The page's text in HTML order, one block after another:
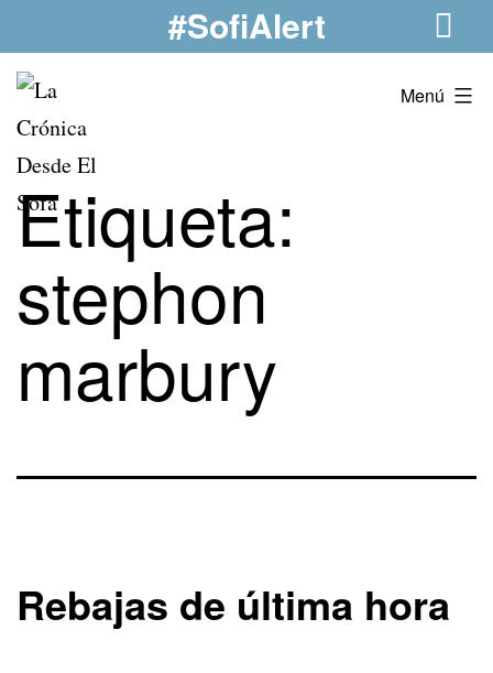
al
contenido
#SofiAlert
La
Crónica
Desde
El
Sofá
Menú
Etiqueta:
stephon
marbury
Rebajas de última hora